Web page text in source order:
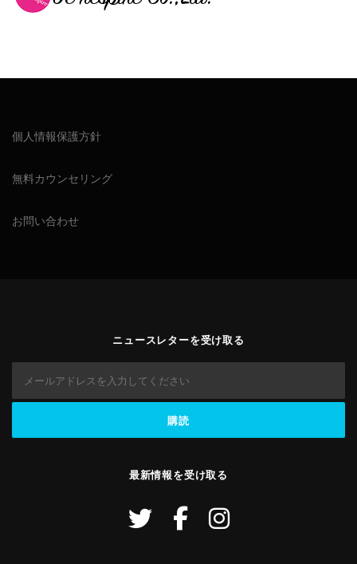
個人情報保護方針
無料カウンセリング
お問い合わせ
ニュースレターを受け取る
最新情報を受け取る